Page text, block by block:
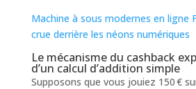
Machine à sous modernes en ligne
crue derrière les néons numériques
Le mécanisme du cashback
d’un calcul d’addition simple
Supposons que vous jouiez 150 €